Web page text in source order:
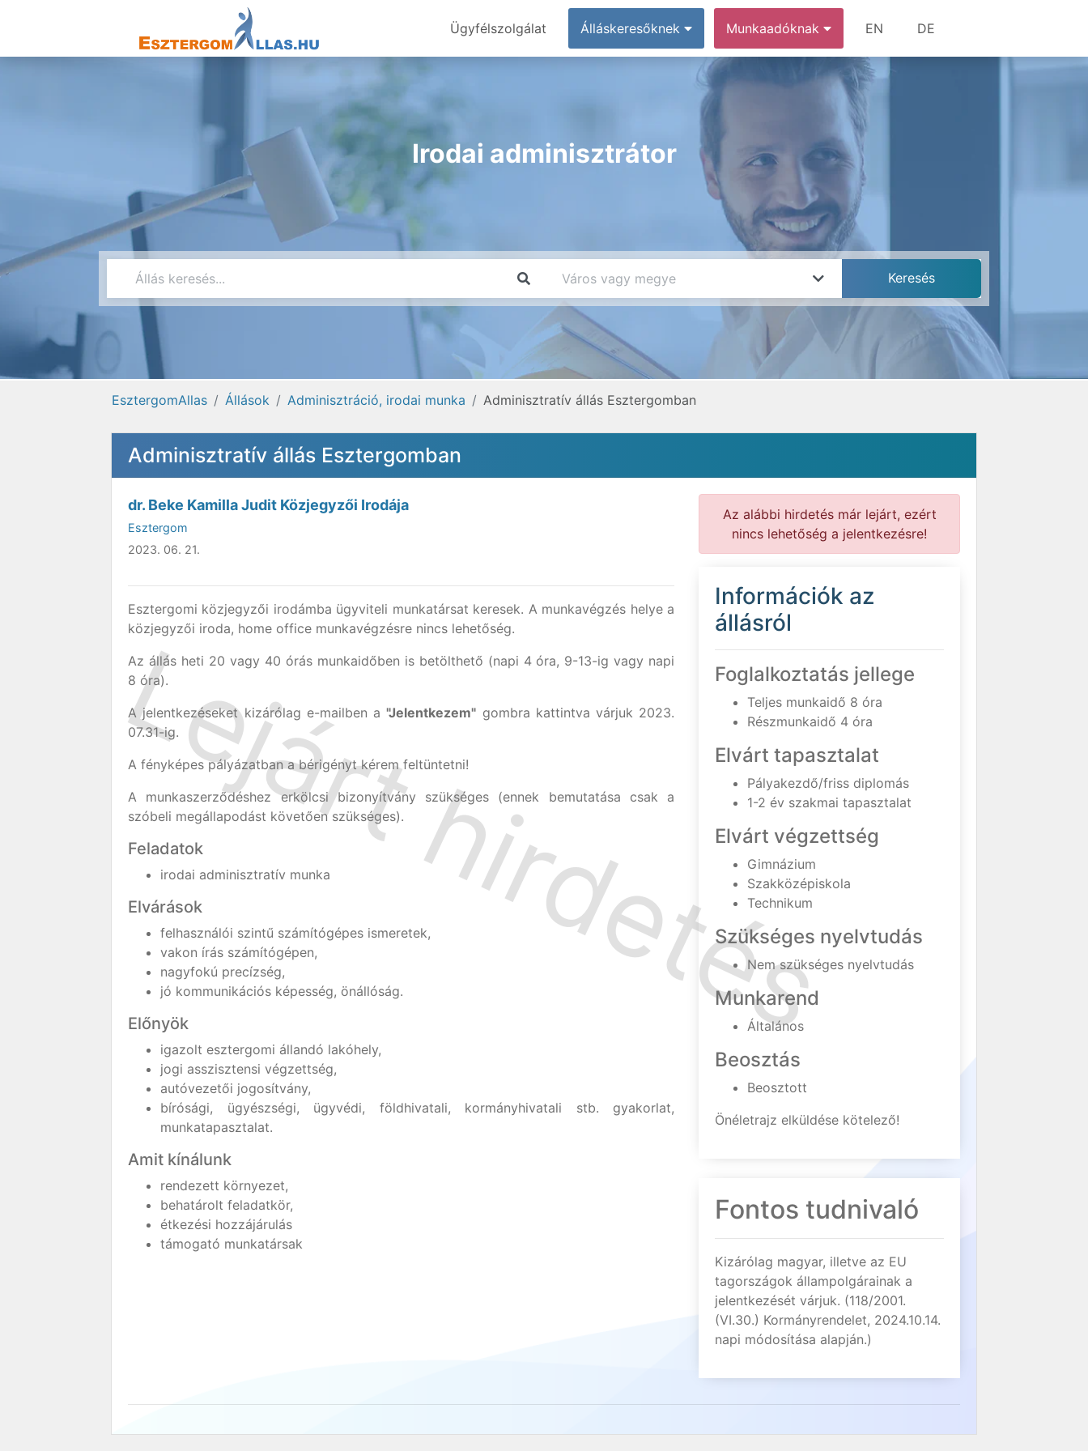
Ügyfélszolgálat Álláskeresőknek Munkaadóknak EN DE
Irodai adminisztrátor
EsztergomAllas Állások Adminisztráció, irodai munka Adminisztratív állás Esztergomban
Adminisztratív állás Esztergomban
dr. Beke Kamilla Judit Közjegyzői Irodája
Esztergom
2023. 06. 21.
Esztergomi közjegyzői irodámba ügyviteli munkatársat keresek. A munkavégzés helye a
közjegyzői iroda, home office munkavégzésre nincs lehetőség.
Az állás heti 20 vagy 40 órás munkaidőben is betölthető (napi 4 óra, 9-13-ig vagy napi
8 óra).
A jelentkezéseket kizárólag e-mailben a"Jelentkezem" gombra kattintva várjuk 2023.
07.31-ig.
A fényképes pályázatban a bérigényt kérem feltüntetni!
A munkaszerződéshez erkölcsi bizonyítvány szükséges (ennek bemutatása csak a
szóbeli megállapodást követően szükséges).
Feladatok
irodai adminisztratív munka
Elvárások
felhasználói szintű számítógépes ismeretek,
vakon írás számítógépen,
nagyfokú precízség,
jó kommunikációs képesség, önállóság.
Előnyök
igazolt esztergomi állandó lakóhely,
jogi asszisztensi végzettség,
autóvezetői jogosítvány,
bírósági, ügyészségi, ügyvédi, földhivatali, kormányhivatali stb. gyakorlat,
munkatapasztalat.
Amit kínálunk
rendezett környezet,
behatárolt feladatkör,
étkezési hozzájárulás
támogató munkatársak
Az alábbi hirdetés már lejárt, ezért
nincs lehetőség a jelentkezésre!
Információk az
állásról
Foglalkoztatás jellege
Teljes munkaidő 8 óra
Részmunkaidő 4 óra
Elvárt tapasztalat
Pályakezdő/friss diplomás
1-2 év szakmai tapasztalat
Elvárt végzettség
Gimnázium
Szakközépiskola
Technikum
Szükséges nyelvtudás
Nem szükséges nyelvtudás
Munkarend
Általános
Beosztás
Beosztott
Önéletrajz elküldése kötelező!
Fontos tudnivaló
Kizárólag magyar, illetve az EU
tagországok állampolgárainak a
jelentkezését várjuk. (118/2001.
(VI.30.) Kormányrendelet, 2024.10.14.
napi módosítása alapján.)